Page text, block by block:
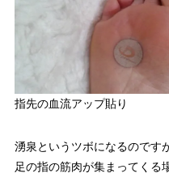
指先の血流アップ貼り
湧泉というツボになるのです
足の指の筋肉が集まってくる